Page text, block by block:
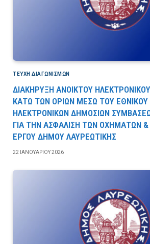
ΤΕΎΧΗ ΔΙΑΓΩΝΙΣΜΏΝ
ΔΙΑΚΗΡΥΞΗ ΑΝΟΙΚΤΟΥ
ΚΑΤΩ ΤΩΝ ΟΡΙΩΝ ΜΕΣΩ ΤΟΥ
ΗΛΕΚΤΡΟΝΙΚΩΝ ΔΗΜΟΣΙΩΝ
ΓΙΑ ΤΗΝ ΑΣΦΑΛΙΣΗ ΤΩΝ ΟΧΗΜΑΤΩΝ
ΕΡΓΟΥ ΔΗΜΟΥ ΛΑΥΡΕΩΤΙΚΗΣ
22 ΙΑΝΟΥΑΡΊΟΥ 2026